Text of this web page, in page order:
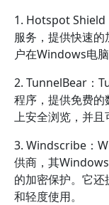
1. Hotspot Shield
服务，提供快速
户在Windows电
2. TunnelBear：
程序，提供免费
上安全浏览，并且
3. Windscribe：
供商，其
的加密保护。它
和轻度使用。